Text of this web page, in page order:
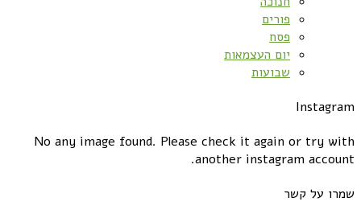
פורים
פסח
יום העצמאות
שבועות
Instagram
No any image found. Please check it again or try with
another instagram account.
שמרו על קשר